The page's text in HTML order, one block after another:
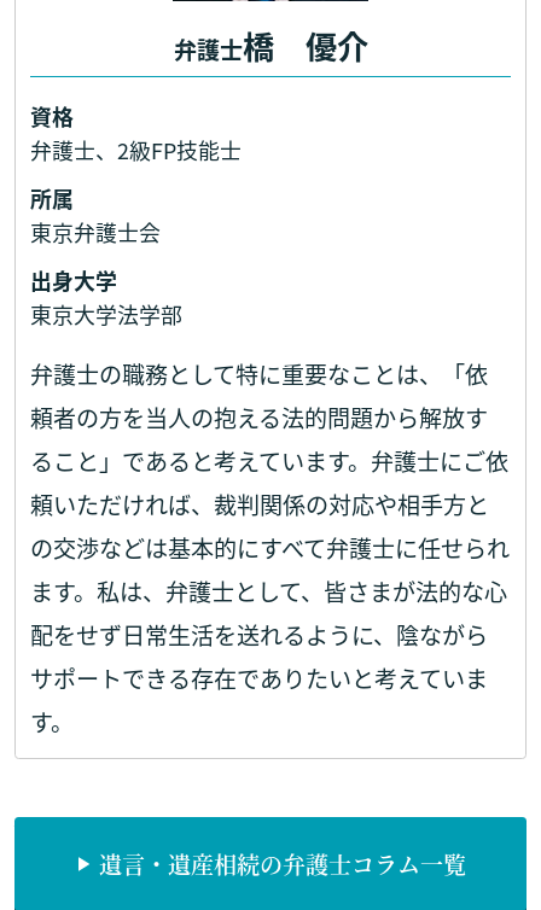
弁護士橋 優介
資格
弁護士、2級FP技能士
所属
東京弁護士会
出身大学
東京大学法学部
弁護士の職務として特に重要なことは、「依
頼者の方を当人の抱える法的問題から解放す
ること」であると考えています。弁護士にご依
頼いただければ、裁判関係の対応や相手方と
の交渉などは基本的にすべて弁護士に任せられ
ます。私は、弁護士として、皆さまが法的な心
配をせず日常生活を送れるように、陰ながら
サポートできる存在でありたいと考えていま
す。
遺言・遺産相続の弁護士コラム一覧